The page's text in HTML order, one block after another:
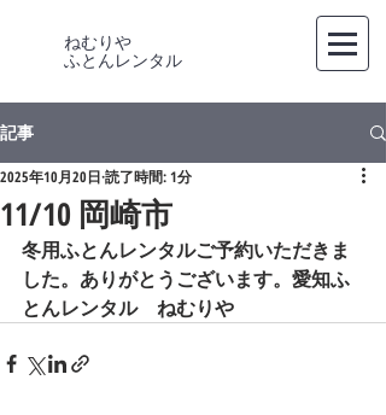
ねむりや
​ふとんレンタル
記事
11/10 岡崎市
2025年10月20日 読了時間: 1分
冬用ふとんレンタルご予約いただきま
した。ありがとうございます。愛知ふ
とんレンタル　ねむりや